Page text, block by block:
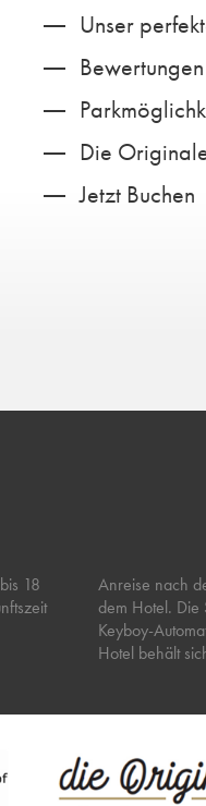
Unser
Bewertungen
Die
Jetzt Buchen
18
Anreise nach
dem Hotel. Die
Keyboy-
Hotel behält